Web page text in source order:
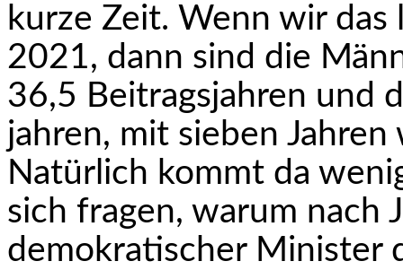
kurze Zeit. Wenn wir das
2021, dann sind die
36,5 Beitragsjahren und
jahren, mit sieben
Natürlich kommt da
sich fragen, warum nach
demokratischer Minister